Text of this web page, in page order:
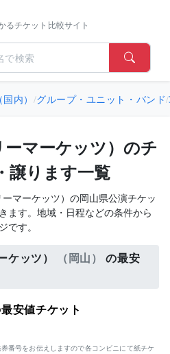
るチケット比較サイト
内） /グループ・ユニット・バンド/
ーマーケッツ）のチ
譲ります一覧
マーケッツ）の岡山県公演チケッ
ます。地域・日程などの条件から
です。
ケッツ） （岡山）
の最安
安値チケット
番号をお伝えしますので各コンビニにて紙チケ